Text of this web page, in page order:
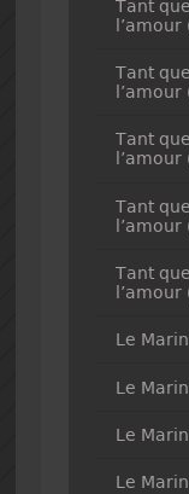
Tant
Tant
Tant
Tant
Tant
Le
Le
Le
Le